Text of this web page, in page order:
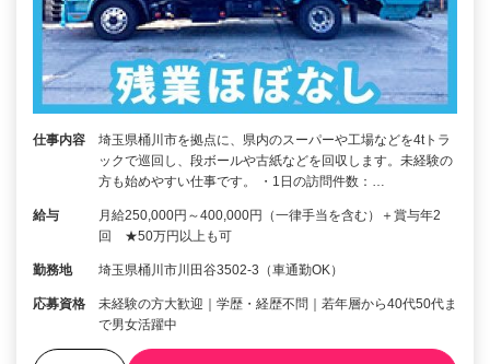
仕事内容
埼玉県桶川市を拠点に、県内のスーパーや工場などを4tトラ
ックで巡回し、段ボールや古紙などを回収します。未経験の
方も始めやすい仕事です。 ・1日の訪問件数：…
給与
月給250,000円～400,000円（一律手当を含む）＋賞与年2
回 ★50万円以上も可
勤務地 埼玉県桶川市川田谷3502-3（車通勤OK）
応募資格
未経験の方大歓迎｜学歴・経歴不問｜若年層から40代50代ま
で男女活躍中